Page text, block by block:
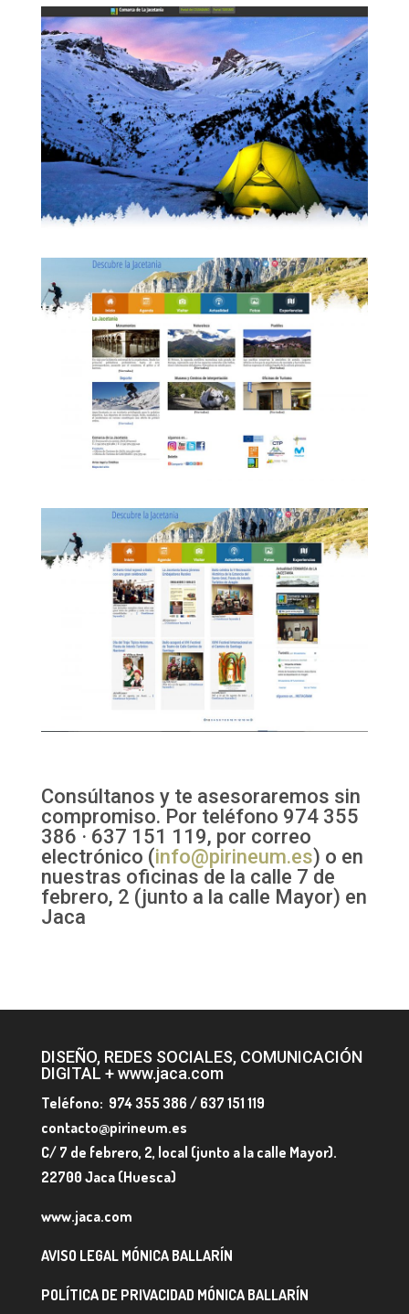
Consúltanos y te asesoraremos sin
compromiso. Por teléfono 974 355
386 · 637 151 119, por correo
electrónico (info@pirineum.es) o en
nuestras oficinas de la calle 7 de
febrero, 2 (junto a la calle Mayor) en
Jaca
DISEÑO, REDES SOCIALES, COMUNICACIÓN
DIGITAL + www.jaca.com
Teléfono: 974 355 386 / 637 151 119
contacto@pirineum.es
C/ 7 de febrero, 2, local (junto a la calle Mayor).
22700 Jaca (Huesca)
www.jaca.com
AVISO LEGAL MÓNICA BALLARÍN
POLÍTICA DE PRIVACIDAD MÓNICA BALLARÍN